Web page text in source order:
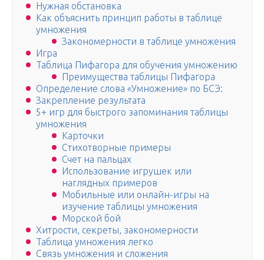
Нужная обстановка
Как объяснить принцип работы в таблице
умножения
Закономерности в таблице умножения
Игра
Таблица Пифагора для обучения умножению
Преимущества таблицы Пифагора
Определение слова «Умножение» по БСЭ:
Закрепление результата
5+ игр для быстрого запоминания таблицы
умножения
Карточки
Стихотворные примеры
Счет на пальцах
Использование игрушек или
наглядных примеров
Мобильные или онлайн-игры на
изучение таблицы умножения
Морской бой
Хитрости, секреты, закономерности
Таблица умножения легко
Связь умножения и сложения